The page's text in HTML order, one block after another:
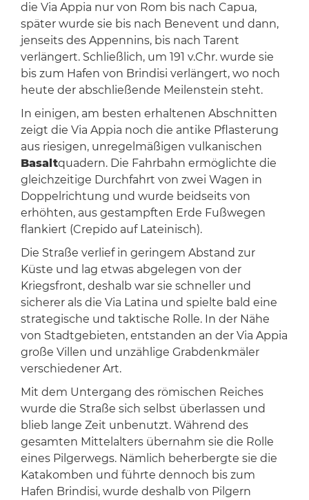
die Via Appia nur von Rom bis nach Capua,
später wurde sie bis nach Benevent und dann,
jenseits des Appennins, bis nach Tarent
verlängert. Schließlich, um 191 v.Chr. wurde sie
bis zum Hafen von Brindisi verlängert, wo noch
heute der abschließende Meilenstein steht.
In einigen, am besten erhaltenen Abschnitten
zeigt die Via Appia noch die antike Pflasterung
aus riesigen, unregelmäßigen vulkanischen
Basaltquadern. Die Fahrbahn ermöglichte die
gleichzeitige Durchfahrt von zwei Wagen in
Doppelrichtung und wurde beidseits von
erhöhten, aus gestampften Erde Fußwegen
flankiert (Crepido auf Lateinisch).
Die Straße verlief in geringem Abstand zur
Küste und lag etwas abgelegen von der
Kriegsfront, deshalb war sie schneller und
sicherer als die Via Latina und spielte bald eine
strategische und taktische Rolle. In der Nähe
von Stadtgebieten, entstanden an der Via Appia
große Villen und unzählige Grabdenkmäler
verschiedener Art.
Mit dem Untergang des römischen Reiches
wurde die Straße sich selbst überlassen und
blieb lange Zeit unbenutzt. Während des
gesamten Mittelalters übernahm sie die Rolle
eines Pilgerwegs. Nämlich beherbergte sie die
Katakomben und führte dennoch bis zum
Hafen Brindisi, wurde deshalb von Pilgern